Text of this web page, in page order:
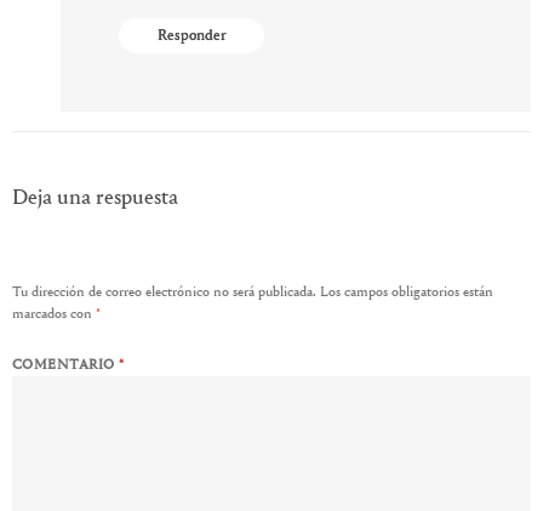
Responder
Deja una respuesta
Tu dirección de correo electrónico no será publicada. Los campos obligatorios están
marcados con *
COMENTARIO*